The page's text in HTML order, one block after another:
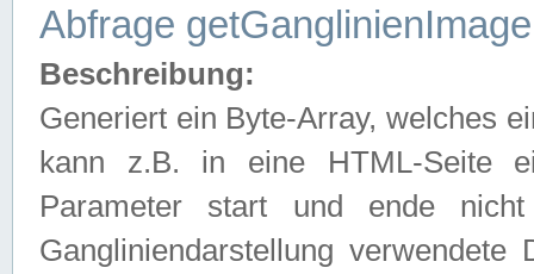
Abfrage getGanglinienImage
Beschreibung:
Generiert ein Byte-Array, welches
kann z.B. in eine HTML-Seite
Parameter start und ende
Gangliniendarstellung